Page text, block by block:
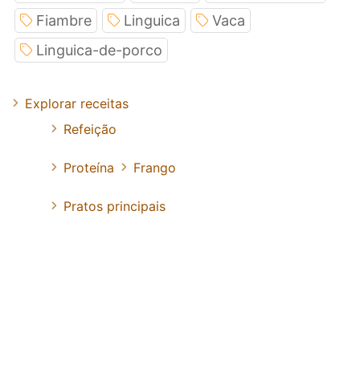
Fiambre
Linguica
Vaca
Linguica-de-porco
Explorar receitas
Refeição
Proteína Frango
Pratos principais